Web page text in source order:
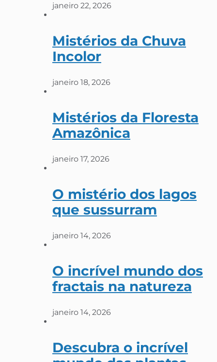
janeiro 22, 2026
Mistérios da Chuva
Incolor
janeiro 18, 2026
Mistérios da Floresta
Amazônica
janeiro 17, 2026
O mistério dos lagos
que sussurram
janeiro 14, 2026
O incrível mundo dos
fractais na natureza
janeiro 14, 2026
Descubra o incrível